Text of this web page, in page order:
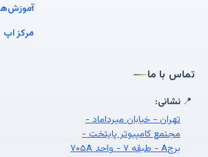
مرکز اپ
تماس با ما
📍 نشانی:
تهران - خیابان میرداماد -
مجتمع کامپیوتر پایتخت -
برجA - طبقه ۷ - واحد ۷۰۵A